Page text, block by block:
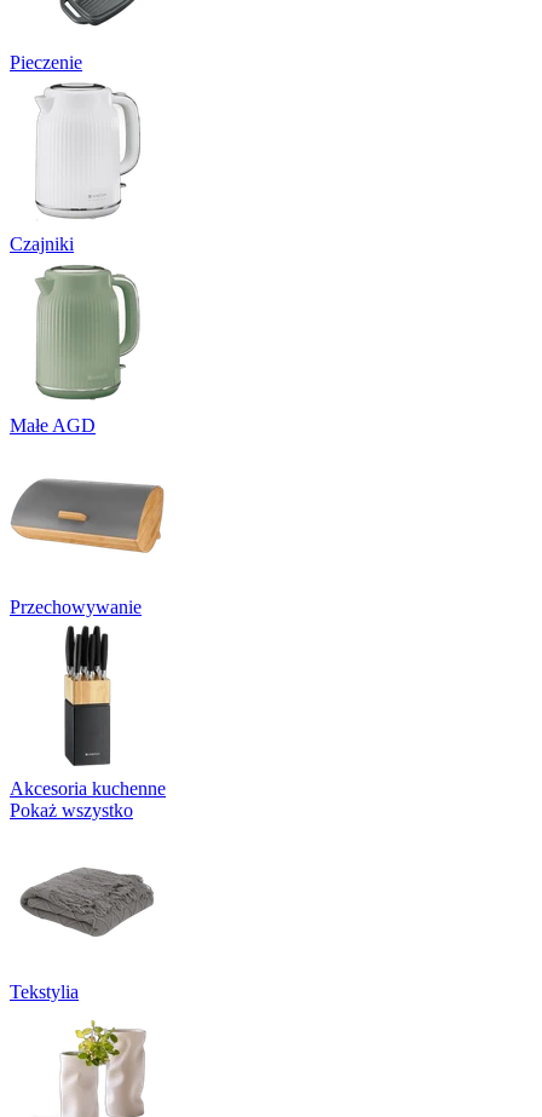
Pieczenie
Czajniki
Małe AGD
Przechowywanie
Akcesoria kuchenne
Pokaż wszystko
Tekstylia